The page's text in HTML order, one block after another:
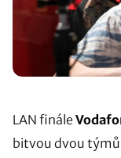
LAN finále
bitvou dvou